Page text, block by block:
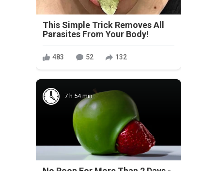
This Simple Trick Removes All
Parasites From Your Body!
483 52 132
7 h 54 min